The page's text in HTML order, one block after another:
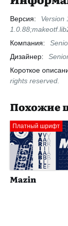
Версия:
Version
Компания:
Дизайнер:
Короткое
rights reserved.
Похожие
Платный шрифт
Mazin